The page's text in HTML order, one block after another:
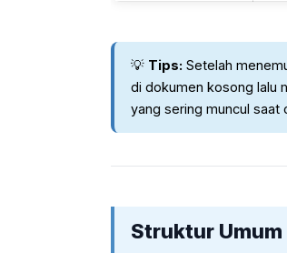
💡 Tips: Setelah
di dokumen kosong lalu
yang sering muncul
Struktur